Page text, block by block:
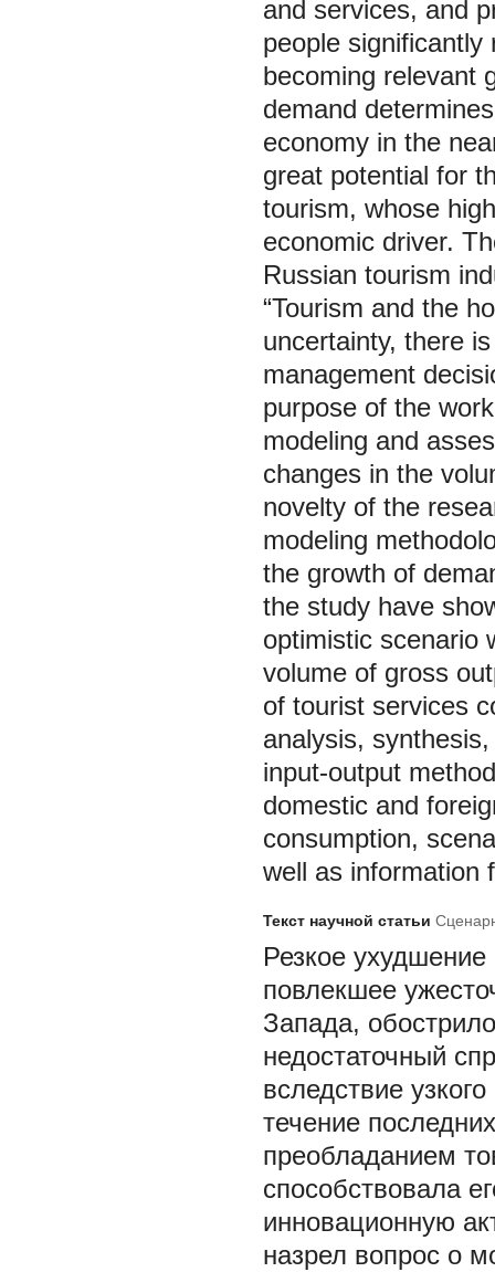
and services, and
people significantly
becoming relevant
demand
economy in the
great potential for
tourism, whose
economic driver.
Russian tourism
“Tourism and the
uncertainty, there
management
purpose of the
modeling and
changes in the
novelty of the
modeling
the growth of
the study have
optimistic scenario
volume of gross
of tourist services
analysis,
input-output
domestic and
consumption,
well as information
Текст научной статьи
Резкое ухудшение
повлекшее
Запада,
недостаточный
вследствие
течение
преобладанием
способствовала
инновационную
назрел вопрос о